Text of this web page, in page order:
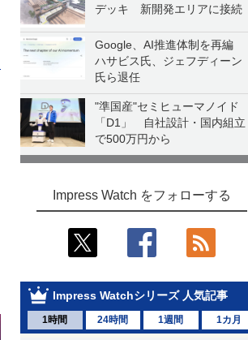
デッキ 新開発エリアに接続
Google、AI推進体制を再編
ハサビス氏、ジェフディーン
氏ら退任
"準国産"セミヒューマノイド
「D1」 自社設計・国内組立
で500万円から
Impress Watch をフォローする
Impress Watchシリーズ 人気記事
1時間 24時間 1週間 1カ月